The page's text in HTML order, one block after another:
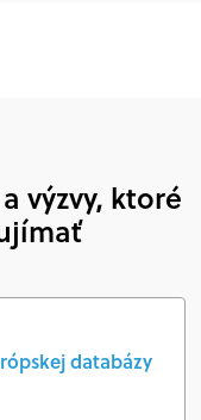
výzvy, ktoré
databázy